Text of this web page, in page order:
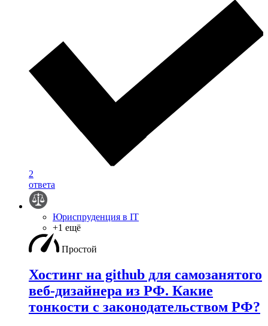
2
ответа
Юриспруденция в IT
+1 ещё
Простой
Хостинг на github для самозанятого
веб-дизайнера из РФ. Какие
тонкости с законодательством РФ?